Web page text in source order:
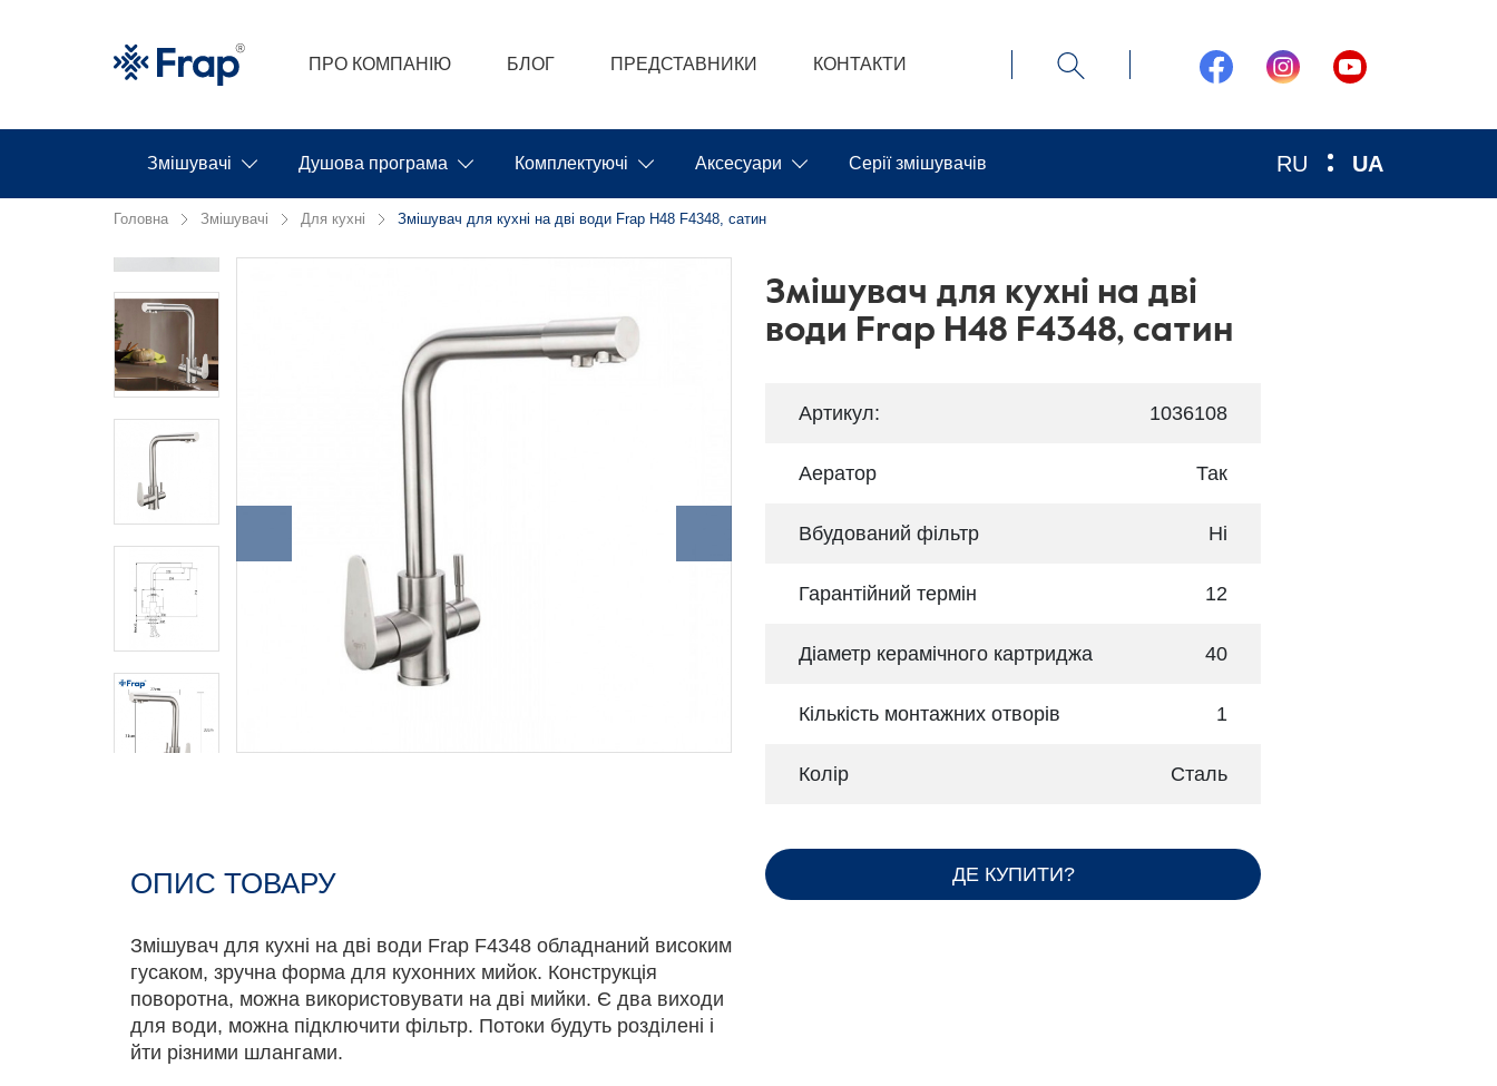
ПРО КОМПАНІЮ БЛОГ ПРЕДСТАВНИКИ КОНТАКТИ
RU UA
Змішувачі Душова програма Комплектуючі Аксесуари Серії змішувачів
Головна Змішувачі Для кухні Змішувач для кухні на дві води Frap H48 F4348, сатин
ОПИС ТОВАРУ
Змішувач для кухні на дві води Frap F4348 обладнаний високим
гусаком, зручна форма для кухонних мийок. Конструкція
поворотна, можна використовувати на дві мийки. Є два виходи
для води, можна підключити фільтр. Потоки будуть розділені і
йти різними шлангами.
Змішувач для кухні на дві
води Frap H48 F4348, сатин
Артикул: 1036108
Аератор Так
Вбудований фільтр Ні
Гарантійний термін 12
Діаметр керамічного картриджа 40
Кількість монтажних отворів 1
Колір Сталь
ДЕ КУПИТИ?